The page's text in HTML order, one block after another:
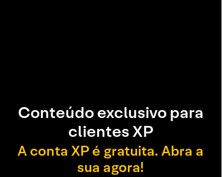
Conteúdo exclusivo para
clientes XP
A conta XP é gratuita. Abra a
sua agora!